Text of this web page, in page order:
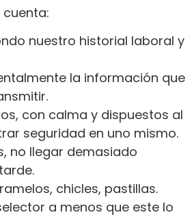
cuenta:
nuestro historial laboral y
la información que
con calma y dispuestos al
seguridad en uno mismo.
no llegar demasiado
chicles, pastillas.
a menos que este lo